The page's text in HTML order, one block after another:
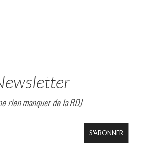
rien manquer de la RDJ
S'ABONNER